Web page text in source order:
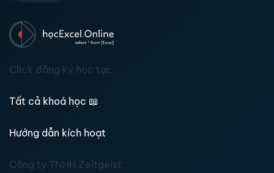
Click đăng ký học tại:
Tất cả khoá học 📖
Hướng dẫn kích hoạt
Công ty TNHH Zeitgeist